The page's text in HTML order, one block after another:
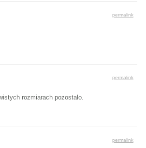
permalink
permalink
rozmiarach pozostalo.
permalink